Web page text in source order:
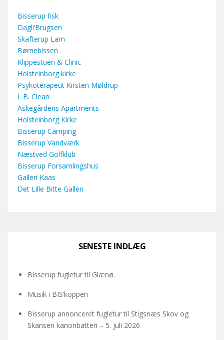
Bisserup fisk
Dagli’Brugsen
Skafterup Lam
Børnebissen
Klippestuen & Clinic
Holsteinborg kirke
Psykoterapeut Kirsten Møldrup
L.B. Clean
Askegårdens Apartments
Holsteinborg Kirke
Bisserup Camping
Bisserup Vandværk
Næstved Golfklub
Bisserup Forsamlingshus
Galleri Kaas
Det Lille Bitte Galleri
SENESTE INDLÆG
Bisserup fugletur til Glænø.
Musik i BIS’koppen
Bisserup annonceret fugletur til Stigsnæs Skov og
Skansen kanonbatteri – 5. juli 2026